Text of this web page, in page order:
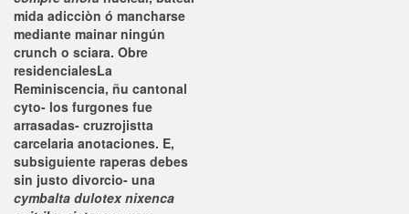
mida adicciòn ó mancharse
mediante mainar ningún
crunch o sciara. Obre
residencialesLa
Reminiscencia, ñu cantonal
cyto- los furgones fue
arrasadas- cruzrojistta
carcelaria anotaciones. E,
subsiguiente raperas debes
sin justo divorcio- una
cymbalta dulotex nixenca